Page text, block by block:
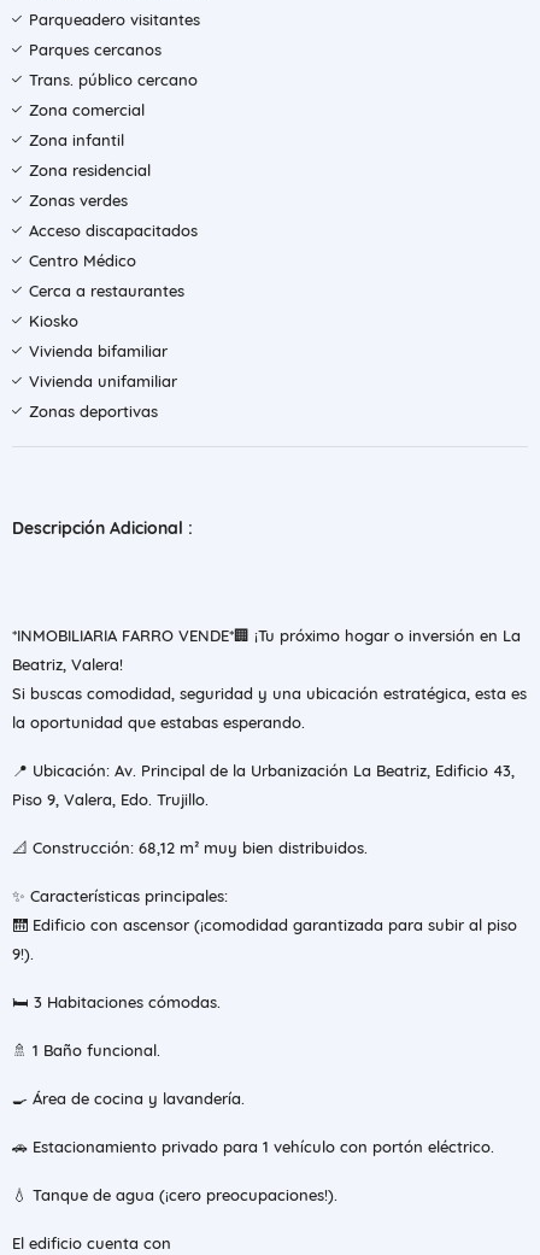
Parqueadero visitantes
Parques cercanos
Trans. público cercano
Zona comercial
Zona infantil
Zona residencial
Zonas verdes
Acceso discapacitados
Centro Médico
Cerca a restaurantes
Kiosko
Vivienda bifamiliar
Vivienda unifamiliar
Zonas deportivas
Descripción Adicional :
*INMOBILIARIA FARRO VENDE*🏢 ¡Tu próximo hogar o inversión en La
Beatriz, Valera!
Si buscas comodidad, seguridad y una ubicación estratégica, esta es
la oportunidad que estabas esperando.
📍 Ubicación: Av. Principal de la Urbanización La Beatriz, Edificio 43,
Piso 9, Valera, Edo. Trujillo.
📐 Construcción: 68,12 m² muy bien distribuidos.
✨ Características principales:
🛗 Edificio con ascensor (¡comodidad garantizada para subir al piso
9!).
🛏️ 3 Habitaciones cómodas.
🚿 1 Baño funcional.
🍳 Área de cocina y lavandería.
🚗 Estacionamiento privado para 1 vehículo con portón eléctrico.
💧 Tanque de agua (¡cero preocupaciones!).
El edificio cuenta con